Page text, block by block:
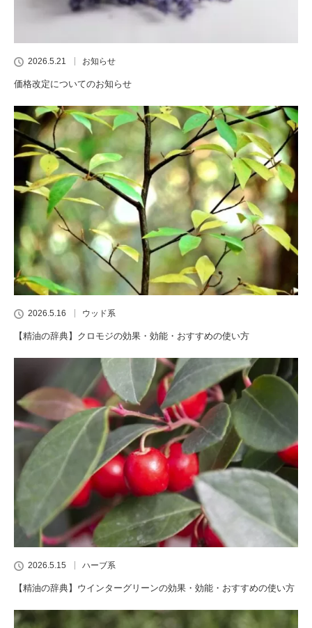
2026.5.21 お知らせ
価格改定についてのお知らせ
2026.5.16 ウッド系
【精油の辞典】クロモジの効果・効能・おすすめの使い方
2026.5.15 ハーブ系
【精油の辞典】ウインターグリーンの効果・効能・おすすめの使い方